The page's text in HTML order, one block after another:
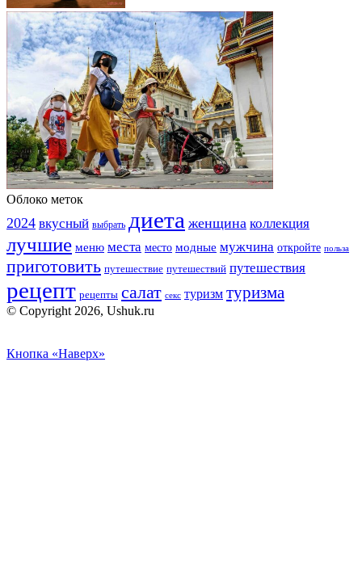
Облоко меток
2024 вкусный выбрать диета женщина коллекция
лучшие меню места место модные мужчина откройте польза
приготовить путешествие путешествий путешествия
рецепт рецепты салат секс туризм туризма
© Copyright 2026, Ushuk.ru
Кнопка «Наверх»